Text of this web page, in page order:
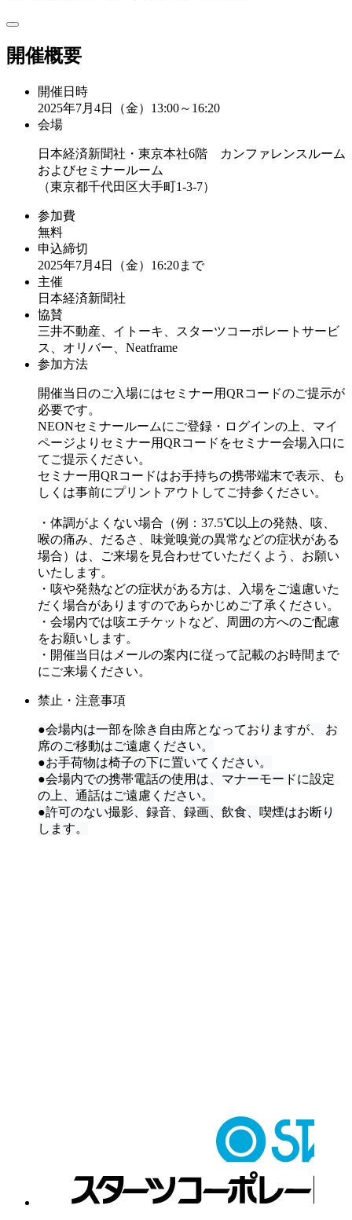
開催概要
開催日時
2025年7月4日（金）13:00～16:20
会場
日本経済新聞社・東京本社6階 カンファレンスルーム
およびセミナールーム
（東京都千代田区大手町1-3-7）
参加費
無料
申込締切
2025年7月4日（金）16:20まで
主催
日本経済新聞社
協賛
三井不動産、イトーキ、スターツコーポレートサービ
ス、オリバー、Neatframe
参加方法
開催当日のご入場にはセミナー用QRコードのご提示が
必要です。
NEONセミナールームにご登録・ログインの上、マイ
ページよりセミナー用QRコードをセミナー会場入口に
てご提示ください。
セミナー用QRコードはお手持ちの携帯端末で表示、も
しくは事前にプリントアウトしてご持参ください。
・体調がよくない場合（例：37.5℃以上の発熱、咳、
喉の痛み、だるさ、味覚嗅覚の異常などの症状がある
場合）は、ご来場を見合わせていただくよう、お願い
いたします。
・咳や発熱などの症状がある方は、入場をご遠慮いた
だく場合がありますのであらかじめご了承ください。
・会場内では咳エチケットなど、周囲の方へのご配慮
をお願いします。
・開催当日はメールの案内に従って記載のお時間まで
にご来場ください。
禁止・注意事項
●会場内は一部を除き自由席となっておりますが、 お
席のご移動はご遠慮ください。
●お手荷物は椅子の下に置いてください。
●会場内での携帯電話の使用は、マナーモードに設定
の上、通話はご遠慮ください。
●許可のない撮影、録音、録画、飲食、喫煙はお断り
します。